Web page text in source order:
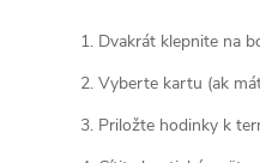
Dvakrát klepnite na
Vyberte kartu (ak
Priložte hodinky k